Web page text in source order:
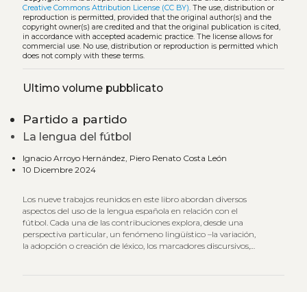
Creative Commons Attribution License (CC BY). The use, distribution or
reproduction is permitted, provided that the original author(s) and the
copyright owner(s) are credited and that the original publication is cited,
in accordance with accepted academic practice. The license allows for
commercial use. No use, distribution or reproduction is permitted which
does not comply with these terms.
Ultimo volume pubblicato
Partido a partido
La lengua del fútbol
Ignacio Arroyo Hernández, Piero Renato Costa León
10 Dicembre 2024
Los nueve trabajos reunidos en este libro abordan diversos
aspectos del uso de la lengua española en relación con el
fútbol. Cada una de las contribuciones explora, desde una
perspectiva particular, un fenómeno lingüístico –la variación,
la adopción o creación de léxico, los marcadores discursivos,